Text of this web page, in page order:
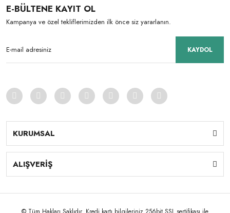
E-BÜLTENE KAYIT OL
Kampanya ve özel tekliflerimizden ilk önce siz yararlanın.
KAYDOL
KURUMSAL
ALIŞVERİŞ